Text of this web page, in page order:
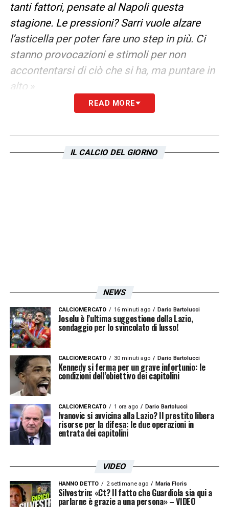
tanti fattori, pensate al Napoli questa
stagione. Le pressioni? Sarri vuole alzare
l’asticella per poter fare uno step in più. Ci
stanno provocazioni e stimoli per non
accontentarsi di ciò che si ha, ma puntare in
alto»
READ MORE
IL CALCIO DEL GIORNO
NEWS
CALCIOMERCATO 16 minuti ago Dario Bartolucci
Joselu è l’ultima suggestione della Lazio,
sondaggio per lo svincolato di lusso!
CALCIOMERCATO 30 minuti ago Dario Bartolucci
Kennedy si ferma per un grave infortunio: le
condizioni dell’obiettivo dei capitolini
CALCIOMERCATO 1 ora ago Dario Bartolucci
Ivanovic si avvicina alla Lazio? Il prestito libera
risorse per la difesa: le due operazioni in
entrata dei capitolini
VIDEO
HANNO DETTO 2 settimane ago Maria Floris
Silvestrin: «Ct? Il fatto che Guardiola sia qui a
parlarne è grazie a una persona» – VIDEO